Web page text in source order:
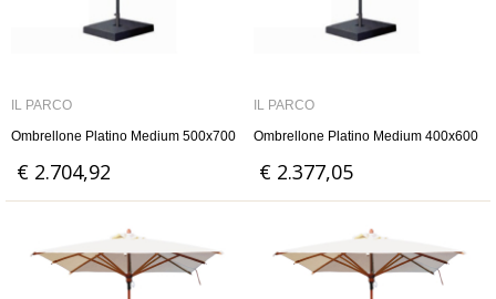
IL PARCO
Ombrellone Platino Medium 500x700
€ 2.704,92
IL PARCO
Ombrellone Platino Medium 400x600
€ 2.377,05